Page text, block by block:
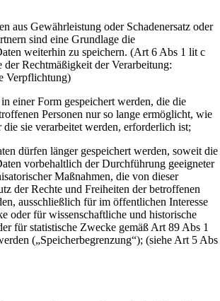
aus Gewährleistung oder Schadenersatz oder
sind eine Grundlage die
weiterhin zu speichern. (Art 6 Abs 1 lit c
Rechtmäßigkeit der Verarbeitung:
Verpflichtung)
einer Form gespeichert werden, die die
Personen nur so lange ermöglicht, wie
sie verarbeitet werden, erforderlich ist;
dürfen länger gespeichert werden, soweit die
vorbehaltlich der Durchführung geeigneter
Maßnahmen, die von dieser
der Rechte und Freiheiten der betroffenen
ausschließlich für im öffentlichen Interesse
oder für wissenschaftliche und historische
für statistische Zwecke gemäß Art 89 Abs 1
(„Speicherbegrenzung“); (siehe Art 5 Abs